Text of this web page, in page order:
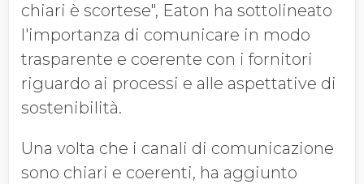
chiari è scortese", Eaton ha sottolineato
l'importanza di comunicare in modo
trasparente e coerente con i fornitori
riguardo ai processi e alle aspettative di
sostenibilità.
Una volta che i canali di comunicazione
sono chiari e coerenti, ha aggiunto